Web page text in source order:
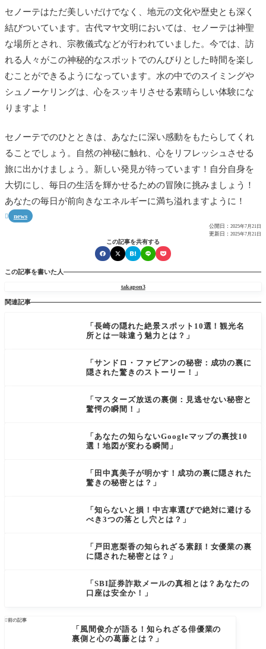
セノーテはただ美しいだけでなく、地元の文化や歴史とも深く
結びついています。古代マヤ文明においては、セノーテは神聖
な場所とされ、宗教儀式などが行われていました。今では、訪
れる人々がこの神秘的なスポットでのんびりとした時間を楽し
むことができるようになっています。水の中でのスイミングや
シュノーケリングは、心をスッキリさせる素晴らしい体験にな
りますよ！
セノーテでのひとときは、あなたに深い感動をもたらしてくれ
ることでしょう。自然の神秘に触れ、心をリフレッシュさせる
旅に出かけましょう。新しい発見が待っています！自分自身を
大切にし、毎日の生活を輝かせるための冒険に挑みましょう！
あなたの毎日が前向きなエネルギーに満ち溢れますように！
 news
公開日： 2025年7月21日
更新日： 2025年7月21日
この記事を共有する
この記事を書いた人
takapon3
関連記事
「長崎の隠れた絶景スポット10選！観光名
所とは一味違う魅力とは？」
「サンドロ・ファビアンの秘密：成功の裏に
隠された驚きのストーリー！」
「マスターズ放送の裏側：見逃せない秘密と
驚愕の瞬間！」
「あなたの知らないGoogleマップの裏技10
選！地図が変わる瞬間」
「田中真美子が明かす！成功の裏に隠された
驚きの秘密とは？」
「知らないと損！中古車選びで絶対に避ける
べき3つの落とし穴とは？」
「戸田恵梨香の知られざる素顔！女優業の裏
に隠された秘密とは？」
「SBI証券詐欺メールの真相とは？あなたの
口座は安全か！」
前の記事
「風間俊介が語る！知られざる俳優業の
裏側と心の葛藤とは？」